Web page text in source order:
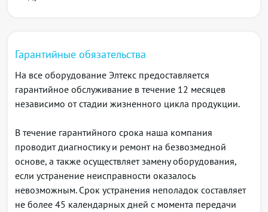
Емкость таблиц маршрутизации:
IPv6 ND cache
RIB: до 72M маршрутов IPv4 либо до 32M
маршрутов IPv6 (определяется объемом свободной
оперативной памяти)
Количество MPLS VPN-соединений (сервисных
туннелей L2/L3) - до 16K
Количество MPLS LSP (транспортных туннелей) -
до 16K
Количество ARP-записей - до 57K
Количество VRF (MPLS L3VPN) - до 1000 (либо до
Гарантийные обязательства
На все оборудование Элтекс предоставляется
гарантийное обслуживание в течение 12 месяцев
независимо от стадии жизненного цикла продукции.
В течение гарантийного срока наша компания
проводит диагностику и ремонт на безвозмедной
основе, а также осуществляет замену оборудования,
если устранение неисправности оказалось
невозможным. Срок устранения неполадок составляет
не более 45 календарных дней с момента передачи